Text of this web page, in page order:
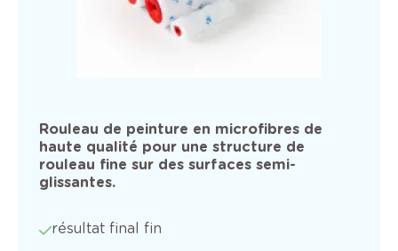
Rouleau de peinture en microfibres de
haute qualité pour une structure de
rouleau fine sur des surfaces semi-
glissantes.
résultat final fin